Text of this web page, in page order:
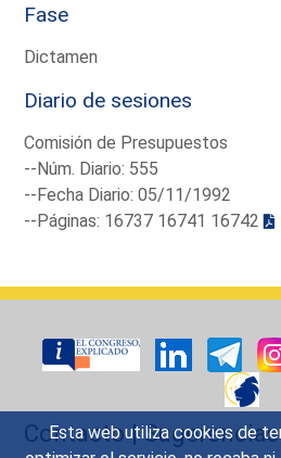
Esta web utiliza cookies de
Fase
Dictamen
Diario de sesiones
Comisión de Presupuestos
--Núm. Diario: 555
--Fecha Diario: 05/11/1992
--Páginas: 16737 16741 16742
Contacto|Sugerencias